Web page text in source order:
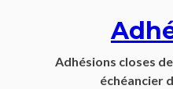
Adhésions closes
échéancier